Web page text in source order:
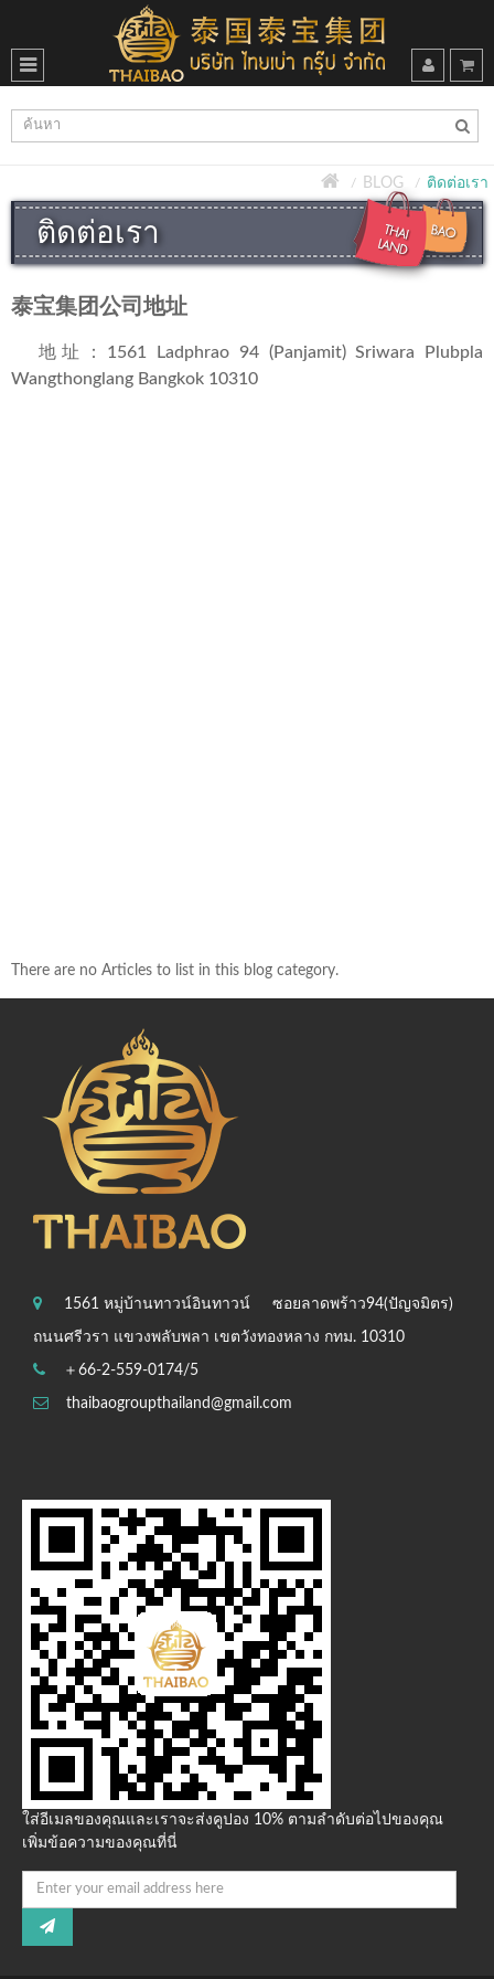
BLOG ติดต่อเรา
ติดต่อเรา
泰宝集团公司地址
地址：1561 Ladphrao 94 (Panjamit) Sriwara Plubpla
Wangthonglang Bangkok 10310
There are no Articles to list in this blog category.
1561 หมู่บ้านทาวน์อินทาวน์ ซอยลาดพร้าว94(ปัญจมิตร)
ถนนศรีวรา แขวงพลับพลา เขตวังทองหลาง กทม. 10310
＋66-2-559-0174/5
thaibaogroupthailand@gmail.com
ใส่อีเมลของคุณและเราจะส่งคูปอง 10% ตามลำดับต่อไปของคุณ
เพิ่มข้อความของคุณที่นี่